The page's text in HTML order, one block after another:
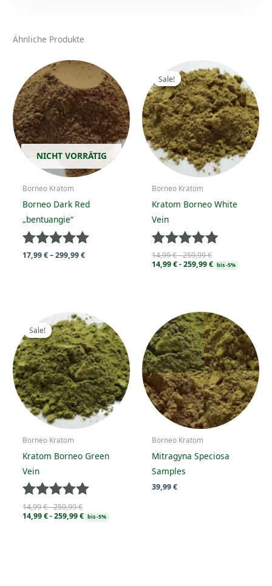
Ähnliche Produkte
NICHT VORRÄTIG
Borneo Kratom
Borneo Dark Red
„bentuangie“
Bewertet
17,99€ –299,99€Preisspanne:
Sale!
Sale!
Borneo Kratom
Kratom Borneo White
Vein
Bewertet
mit
14,99€-259,99€
14,99€-259,99€ bis -5%
Sale!
Sale!
Borneo Kratom
Kratom Borneo Green
Vein
Bewertet
mit
14,99€-259,99€
14,99€-259,99€ bis -5%
Borneo Kratom
Mitragyna Speciosa
Samples
39,99€